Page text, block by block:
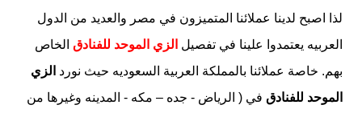
لذا اصبح لدينا عملائنا المتميزون في مصر والعديد من الدول
العربيه يعتمدوا علينا في تفصيل الزي الموحد للفنادق الخاص
بهم. خاصة عملائنا بالمملكة العربية السعوديه حيث نورد الزي
الموحد للفنادق في ( الرياض - جده – مكه - المدينه وغيرها من